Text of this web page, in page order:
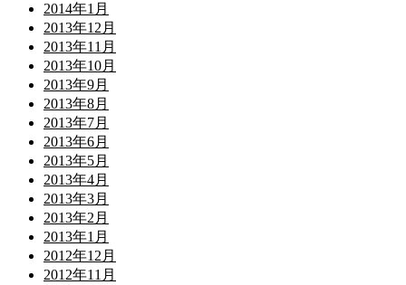
2014年1月
2013年12月
2013年11月
2013年10月
2013年9月
2013年8月
2013年7月
2013年6月
2013年5月
2013年4月
2013年3月
2013年2月
2013年1月
2012年12月
2012年11月